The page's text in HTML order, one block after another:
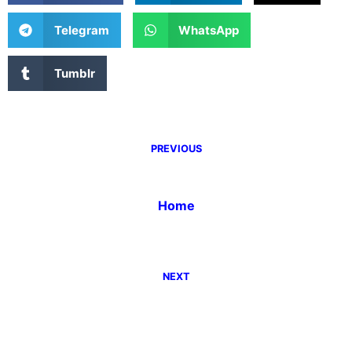
Telegram WhatsApp
Tumblr
PREVIOUS
Home
NEXT